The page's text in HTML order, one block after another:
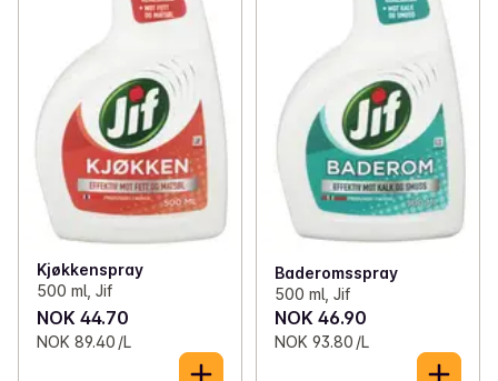
Kjøkkenspray
500 ml, Jif
NOK 44.70
NOK 89.40 /L
Baderomsspray
500 ml, Jif
NOK 46.90
NOK 93.80 /L